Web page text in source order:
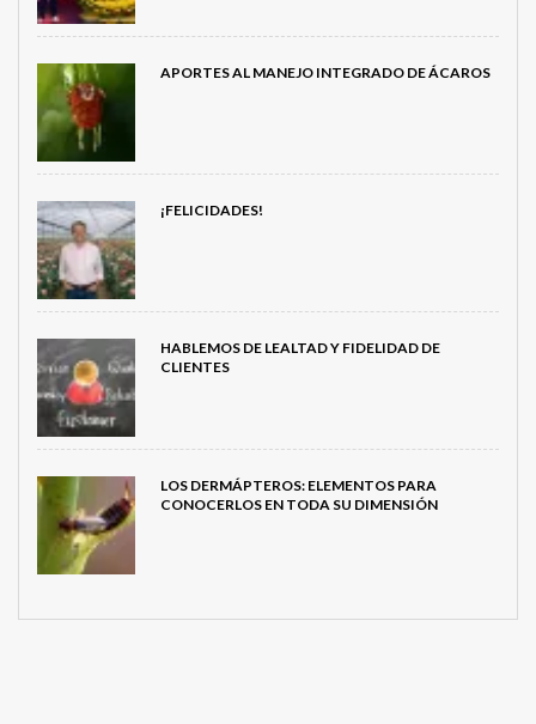
APORTES AL MANEJO INTEGRADO DE ÁCAROS
¡FELICIDADES!
HABLEMOS DE LEALTAD Y FIDELIDAD DE
CLIENTES
LOS DERMÁPTEROS: ELEMENTOS PARA
CONOCERLOS EN TODA SU DIMENSIÓN